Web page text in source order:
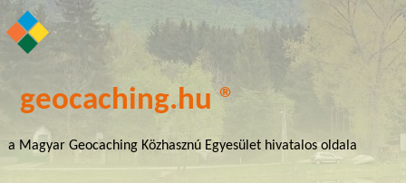
geocaching.hu ®
a Magyar Geocaching Közhasznú Egyesület hivatalos oldala